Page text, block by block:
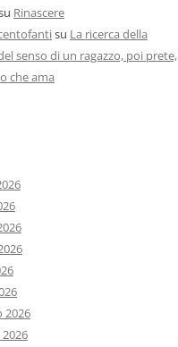
Rinascere
su La ricerca della
senso di un ragazzo, poi prete,
che ama
2026